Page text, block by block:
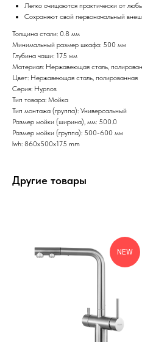
Легко очищаются практически от
Сохраняют свой первоначальный
Толщина стали: 0.8 мм
Минимальный размер шкафа: 500 мм
Глубина чаши: 175 мм
Материал: Нержавеющая сталь,
Цвет: Нержавеющая сталь, полированная
Серия: Hypnos
Тип товара: Мойка
Тип монтажа (группа): Универсальный
Размер мойки (ширина), мм: 500.0
Размер мойки (группа): 500-600 мм
lwh: 860x500x175 mm
Другие товары
NEW